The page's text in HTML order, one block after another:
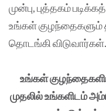
முன்பு, புத்தகம்
உங்கள் குழந்தைகளும்
தொடங்கி விடுவார்கள்.
உங்கள்
முதலில் உங்களிடம்